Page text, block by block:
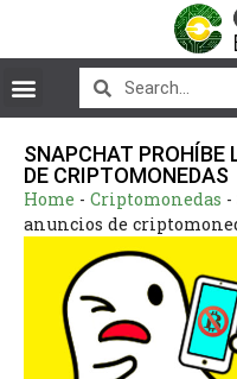
SNAPCHAT PROHÍBE
DE CRIPTOMONEDAS
Home - Criptomonedas -
anuncios de